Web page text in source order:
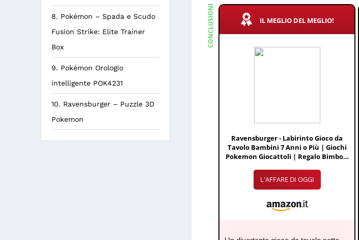
8. Pokémon – Spada e Scudo
Fusion Strike: Elite Trainer
Box
9. Pokémon Orologio
intelligente POK4231
10. Ravensburger – Puzzle 3D
Pokemon
CONCLUSIONE IL MEGLIO DEL MEGLIO!
Ravensburger - Labirinto Gioco da
Tavolo Bambini 7 Anni o Più | Giochi
Pokemon Giocattoli | Regalo Bimbo 7
L'AFFARE DI OGGI